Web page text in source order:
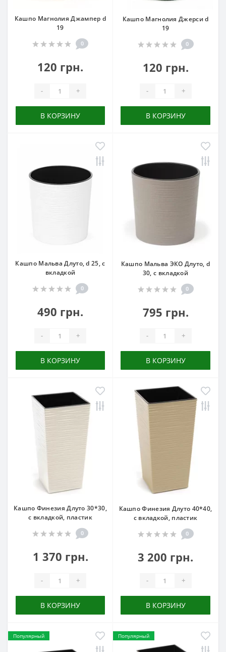
Кашпо Магнолия Джампер d
19
0
120 грн.
- +
В КОРЗИНУ
Кашпо Магнолия Джерси d
19
0
120 грн.
- +
В КОРЗИНУ
Кашпо Мальва Длуто, d 25, с
вкладкой
0
490 грн.
- +
В КОРЗИНУ
Кашпо Мальва ЭКО Длуто, d
30, с вкладкой
0
795 грн.
- +
В КОРЗИНУ
Кашпо Финезия Длуто 30*30,
с вкладкой, пластик
0
1 370 грн.
- +
В КОРЗИНУ
Кашпо Финезия Длуто 40*40,
с вкладкой, пластик
0
3 200 грн.
- +
В КОРЗИНУ
Популярный Популярный